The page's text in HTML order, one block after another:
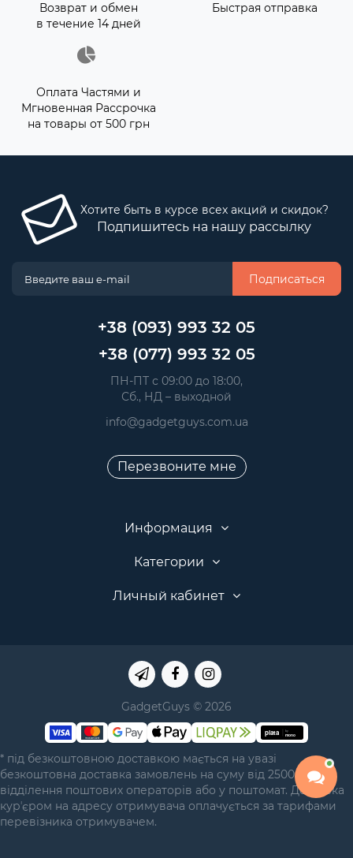
Возврат и обмен
в течение 14 дней
Быстрая отправка
Оплата Частями и
Мгновенная Рассрочка
на товары от 500 грн
Хотите быть в курсе всех акций и скидок?
Подпишитесь на нашу рассылку
Подписаться
+38 (093) 993 32 05
+38 (077) 993 32 05
ПН-ПТ с 09:00 до 18:00,
Сб., НД – выходной
info@gadgetguys.com.ua
Перезвоните мне
Информация
Категории
Личный кабинет
GadgetGuys © 2026
* під безкоштовною доставкою мається на увазі
безкоштовна доставка замовлень на суму від 2500 грн у
відділення поштових операторів або у поштомат. Доставка
курʼєром на адресу отримувача оплачується за тарифами
перевізника отримувачем.